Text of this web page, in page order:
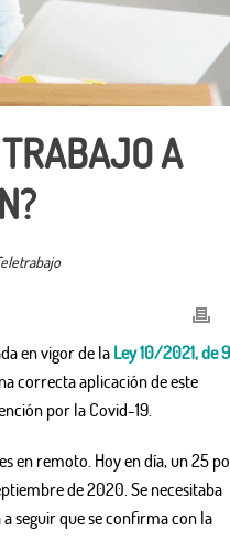
A
en vigor de la Ley 10/2021, de
correcta aplicación de este
por la Covid-19.
en remoto. Hoy en día, un 25
de 2020. Se necesitaba
seguir que se confirma con la